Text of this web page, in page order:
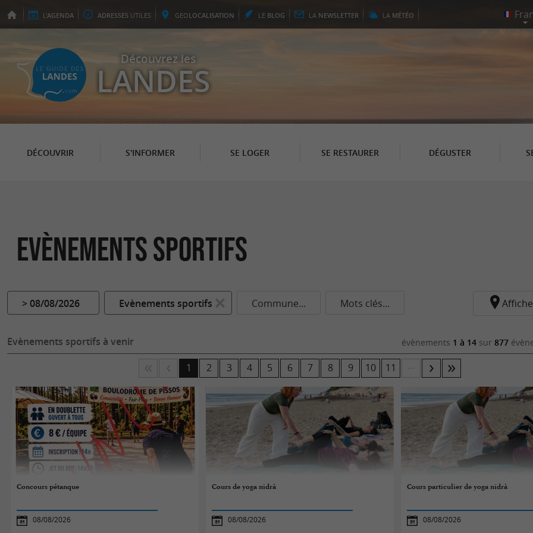
L'AGENDA ADRESSES UTILES GEOLOCALISATION LE BLOG LA NEWSLETTER LA MÉTÉO
Découvrez les
LANDES
DÉCOUVRIR S'INFORMER SE LOGER SE RESTAURER DÉGUSTER
Evènements sportifs
> 08/08/2026 Evènements sportifs Commune... Mots clés...
Evènements sportifs à venir évènements 1 à 14 sur 877
1 2 3 4 5 6 7 8 9 10 11
Concours pétanque
08/08/2026
Cours de yoga nidrà
08/08/2026
Cours particulier de yoga nidrà
08/08/2026